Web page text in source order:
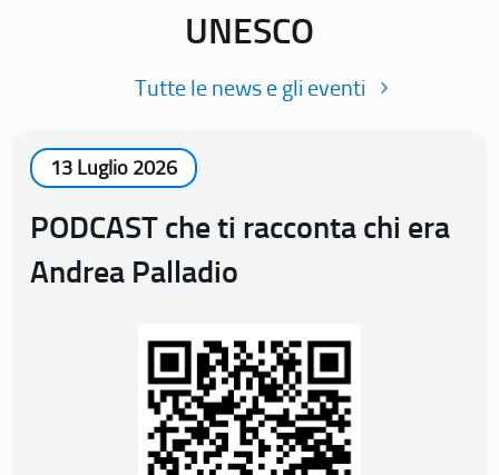
UNESCO
Tutte le news e gli eventi
13 Luglio 2026
PODCAST che ti racconta chi era
Andrea Palladio